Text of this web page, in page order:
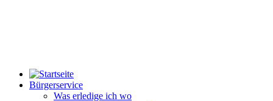
Bürgerservice
Was erledige ich wo